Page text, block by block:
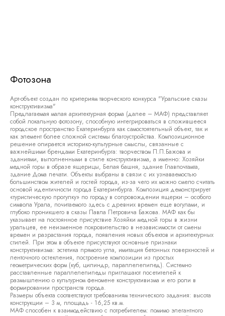
Фотозона
Арт-объект создан по критериям творческого конкурса "Уральские сказы
конструктивизма"
Предлагаемая малая архитектурная форма (далее – МАФ) представляет
собой локальную фотозону, способную интегрироваться в сложившееся
городское пространство Екатеринбурга как самостоятельный объект, так и
как элемент более сложной системы благоустройства. Композиционное
решение опирается историко-культурные смыслы, связанные с
важнейшими брендами Екатеринбурга: творчеством П.П.Бажова и
зданиями, выполненными в стиле конструктивизма, а именно: Хозяйки
медной горы в образе ящерицы, Белая башня, здание Главпочтамта,
здание Дома печати. Объекты выбраны в связи с их узнаваемостью
большинством жителей и гостей города, из-за чего их можно смело считать
основой идентичности города Екатеринбурга. Композиция демонстрирует
«туристическую прогулку» по городу в сопровождении ящерки – особого
символа Урала, почитаемого здесь с древних времен еще вогулами, и
глубоко проникшего в сказы Павла Петровича Бажова. МАФ как бы
указывает на постоянное присутствие Хозяйки медной горы в жизни
уральцев, ее неизменное покровительство в независимости от смены
времен и разрастания города, появления новых объектов и архитектурных
стилей. При этом в объекте присутствуют основные признаки
конструктивизма: эстетика прямого угла, имитация бетонных поверхностей и
ленточного остекления, построение композиции из простых
геометрических форм (куб, цилиндр, параллелепипед). Системно
расставленные параллелепипеды приглашают посетителей к
размышлению о культурном феномене конструктивизма и его роли в
формировании пространств города.
Размеры объекта соответствуют требованиям технического задания: высота
конструкции – 3 м, площадь - 16,25 кв.м.
МАФ способен к взаимодействию с потребителем: помимо элегантного